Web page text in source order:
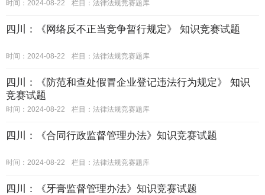
时间：2024-08-22 栏目： 法律法规竞赛题库
四川：《网络反不正当竞争暂行规定》 知识竞赛试题
时间：2024-08-22 栏目： 法律法规竞赛题库
四川：《防范和查处假冒企业登记违法行为规定》 知识
竞赛试题
时间：2024-08-22 栏目： 法律法规竞赛题库
四川：《合同行政监督管理办法》知识竞赛试题
时间：2024-08-22 栏目： 法律法规竞赛题库
四川：《牙膏监督管理办法》知识竞赛试题